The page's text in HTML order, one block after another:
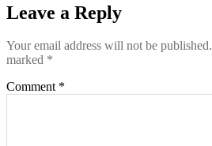
Leave a Reply
Your email address will not be published.
marked *
Comment *